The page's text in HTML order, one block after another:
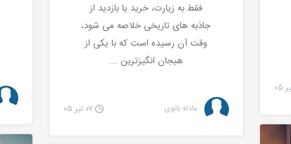
فقط به زیارت، خرید یا بازدید از
جاذبه های تاریخی خلاصه می شود،
وقت آن رسیده است که با یکی از
هیجان انگیزترین ...
عادله بانوی ۰۷ تیر ۰۵